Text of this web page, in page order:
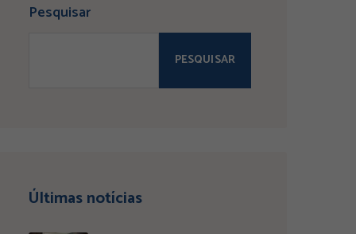
Pesquisar
PESQUISAR
Últimas notícias